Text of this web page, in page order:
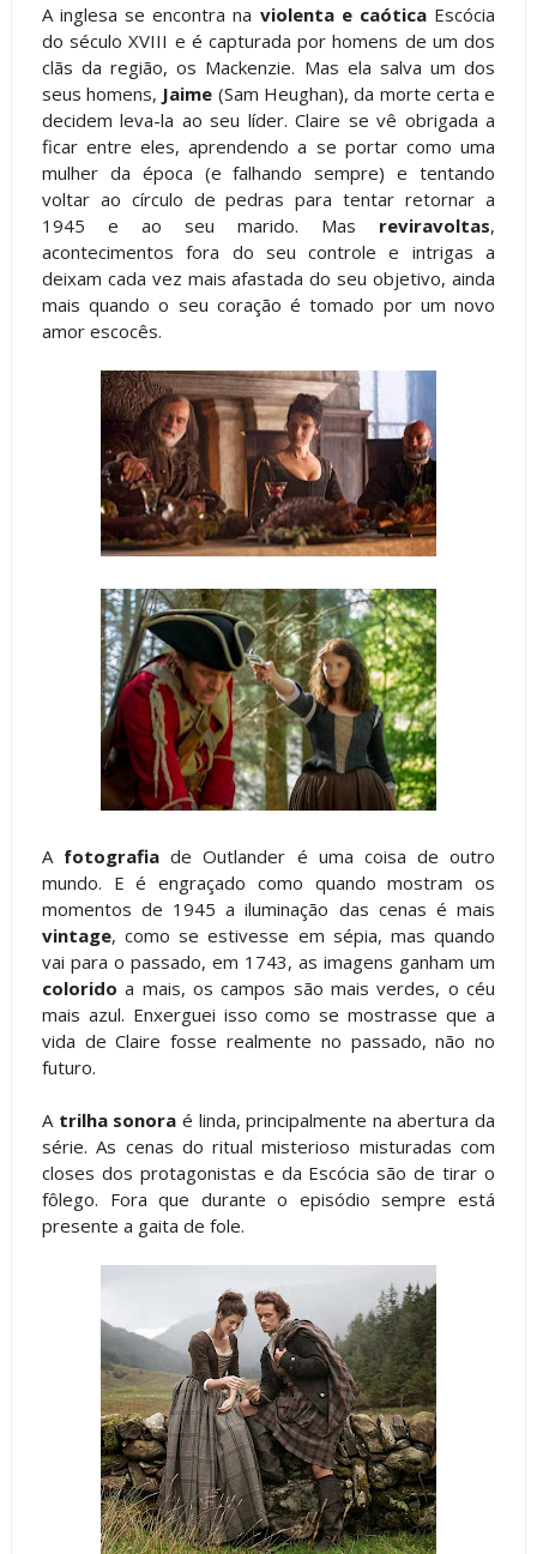
A inglesa se encontra na violenta e caóticaEscócia
do século XVIII e é capturada por homens de um dos
clãs da região, os Mackenzie. Mas ela salva um dos
seus homens, Jaime (Sam Heughan), da morte certa e
decidem leva-la ao seu líder. Claire se vê obrigada a
ficar entre eles, aprendendo a se portar como uma
mulher da época (e falhando sempre) e tentando
voltar ao círculo de pedras para tentar retornar a
1945 e ao seu marido. Mas reviravoltas,
acontecimentos fora do seu controle e intrigas a
deixam cada vez mais afastada do seu objetivo, ainda
mais quando o seu coração é tomado por um novo
amor escocês.
A fotografiade Outlander é uma coisa de outro
mundo. E é engraçado como quando mostram os
momentos de 1945 a iluminação das cenas é mais
vintage, como se estivesse em sépia, mas quando
vai para o passado, em 1743, as imagens ganham um
colorido a mais, os campos são mais verdes, o céu
mais azul. Enxerguei isso como se mostrasse que a
vida de Claire fosse realmente no passado, não no
futuro.
A trilha sonora é linda, principalmente na abertura da
série. As cenas do ritual misterioso misturadas com
closes dos protagonistas e da Escócia são de tirar o
fôlego. Fora que durante o episódio sempre está
presente a gaita de fole.